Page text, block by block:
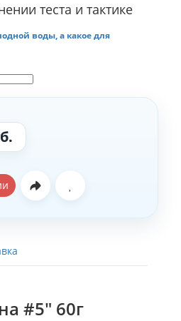
теста и тактике
воды, а какое для
#5" 60г